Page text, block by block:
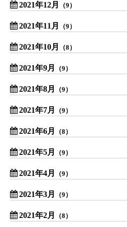
2021年12月 （9）
2021年11月 （9）
2021年10月 （8）
2021年9月 （9）
2021年8月 （9）
2021年7月 （9）
2021年6月 （8）
2021年5月 （9）
2021年4月 （9）
2021年3月 （9）
2021年2月 （8）